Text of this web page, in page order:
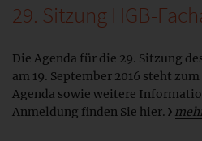
29. Sitzung HGB-
Die Agenda für die 29. Sitzung
am 19. September 2016 steht
Agenda sowie weitere
Anmeldung finden Sie hier.